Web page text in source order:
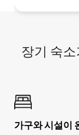
장기 숙
가구와 시설이